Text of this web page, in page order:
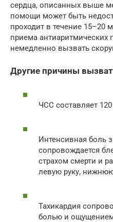
сердца, описанных выше
помощи может быть
проходит в течение 15–20
приема антиаритмических
немедленно вызвать
Другие причины
ЧСС составляет
Интенсивная боль
сопровождается
страхом смерти и
левую руку,
Тахикардия
болью и